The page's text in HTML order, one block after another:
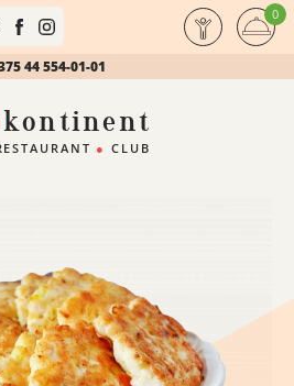
44 554-01-01
0
kontinent
● CLUB